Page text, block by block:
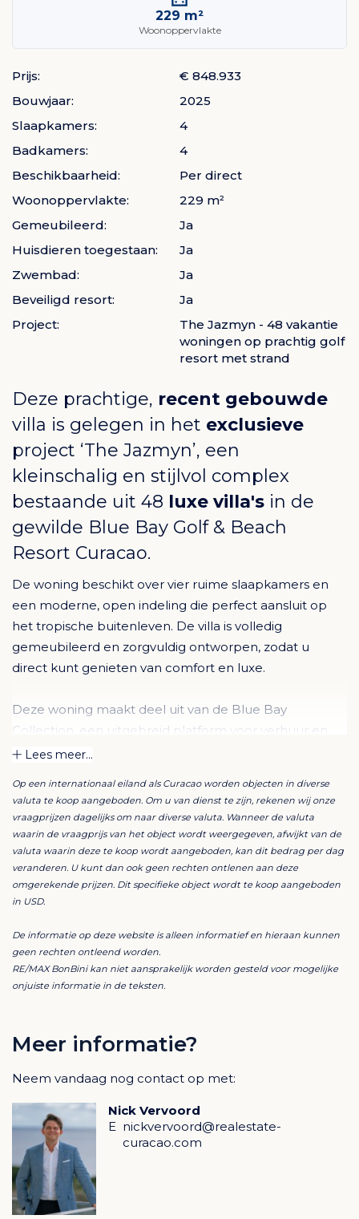
229 m²
Woonoppervlakte
Prijs:
€ 848.933
Bouwjaar:
2025
Slaapkamers:
4
Badkamers:
4
Beschikbaarheid:
Per direct
Woonoppervlakte:
229 m²
Gemeubileerd:
Ja
Huisdieren toegestaan:
Ja
Zwembad:
Ja
Beveiligd resort:
Ja
Project:
The Jazmyn - 48 vakantie
woningen op prachtig golf
resort met strand
Deze prachtige, recent gebouwde
villa is gelegen in het exclusieve
project ‘The Jazmyn’, een
kleinschalig en stijlvol complex
bestaande uit 48 luxe villa's in de
gewilde Blue Bay Golf & Beach
Resort Curacao.
De woning beschikt over vier ruime slaapkamers en
een moderne, open indeling die perfect aansluit op
het tropische buitenleven. De villa is volledig
gemeubileerd en zorgvuldig ontworpen, zodat u
direct kunt genieten van comfort en luxe.
Deze woning maakt deel uit van de Blue Bay
Collection, een uitgebreid platform voor verhuur en
beheer dat een uitstekend rendement oplevert.
De lichte woonkamer en open keuken vormen het
hart van de woning en zijn voorzien van moderne
apparatuur en hoogwaardige afwerkingen. Grote
schuifdeuren zorgen voor een naadloze overgang
naar de veranda, waar het privézwembad uitnodigt om
in alle rust en privacy te ontspannen.
De villa is slechts één jaar oud en verkeert in
uitstekende staat en is volledig instapklaar. Gelegen in
het beveiligde Blue Bay Resort, biedt het toegang tot
eigen gebruik én een aantrekkelijke
Een unieke kans om te genieten van luxe in een
exclusieve tropische omgeving.
Blue Bay Golf & Beach Resort Curacao
Wilt u een huis kopen op Blue Bay Resort, Curacao?
Lees meer...
Op een internationaal eiland als Curacao worden objecten in diverse
valuta te koop aangeboden. Om u van dienst te zijn, rekenen wij onze
vraagprijzen dagelijks om naar diverse valuta. Wanneer de valuta
waarin de vraagprijs van het object wordt weergegeven, afwijkt van de
valuta waarin deze te koop wordt aangeboden, kan dit bedrag per dag
veranderen. U kunt dan ook geen rechten ontlenen aan deze
omgerekende prijzen. Dit specifieke object wordt te koop aangeboden
in USD.
De informatie op deze website is alleen informatief en hieraan kunnen
geen rechten ontleend worden.
RE/MAX BonBini kan niet aansprakelijk worden gesteld voor mogelijke
onjuiste informatie in de teksten.
Meer informatie?
Neem vandaag nog contact op met:
Nick Vervoord
E nickvervoord@realestate-
curacao.com